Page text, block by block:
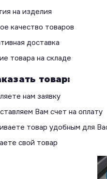
на изделия
качество товаров
доставка
товара на складе
товар:
нам заявку
Вам счет на оплату
товар удобным для
свой товар